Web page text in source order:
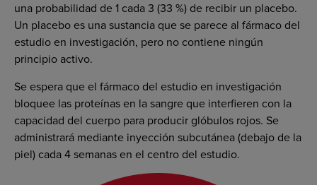
una probabilidad de 1 cada 3 (33 %) de recibir un placebo.
Un placebo es una sustancia que se parece al fármaco del
estudio en investigación, pero no contiene ningún
principio activo.
Se espera que el fármaco del estudio en investigación
bloquee las proteínas en la sangre que interfieren con la
capacidad del cuerpo para producir glóbulos rojos. Se
administrará mediante inyección subcutánea (debajo de la
piel) cada 4 semanas en el centro del estudio.